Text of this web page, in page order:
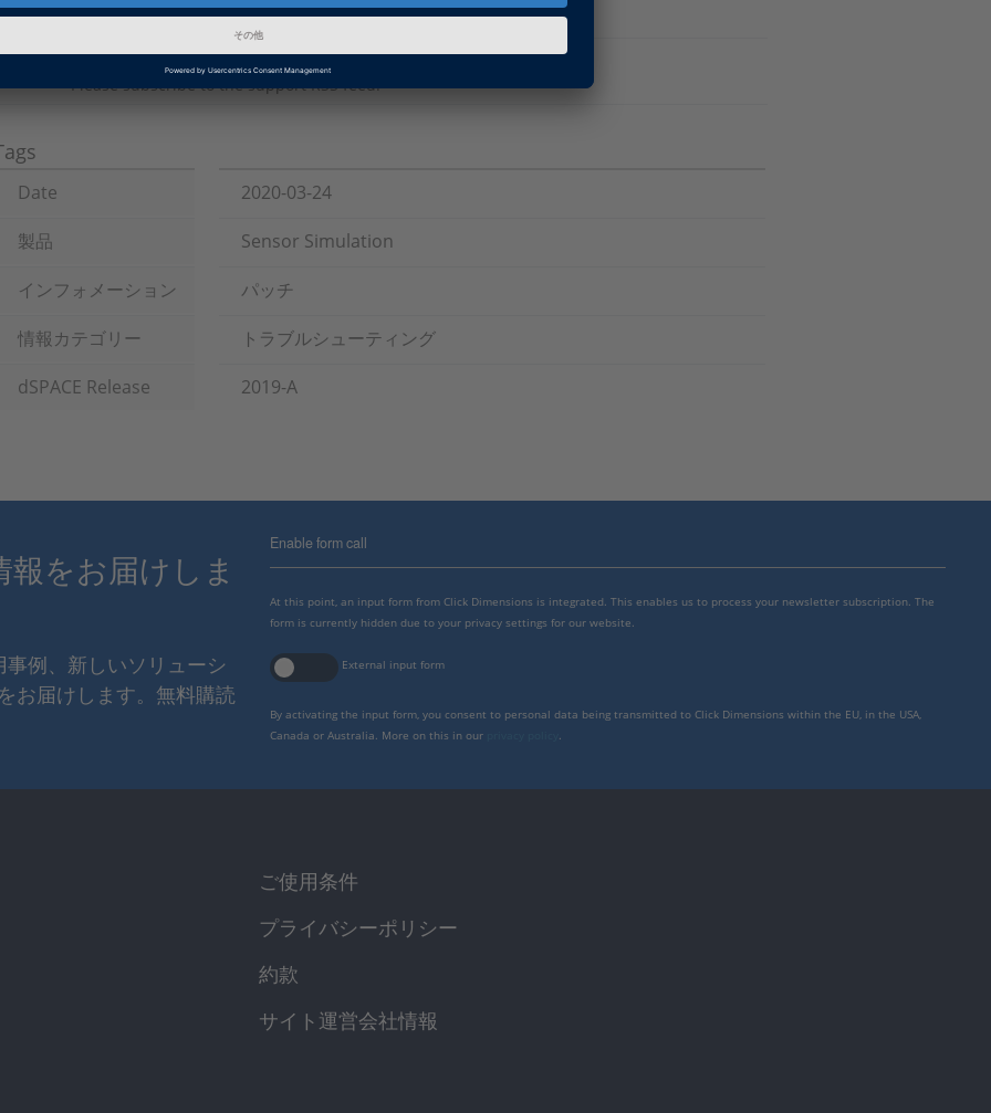
連項目
RSS Feed
Please subscribe to the support RSS feed.
Date
2020-03-24
製品
Sensor Simulation
インフォメーション
パッチ
情報カテゴリー
トラブルシューティング
dSPACE Release
2019-A
をお届けしま
例、新しいソリューシ
お届けします。無料購読
Enable form call
At this point, an input form from Click Dimensions is integrated. This enables us to process your newsletter subscription. The
form is currently hidden due to your privacy settings for our website.
External input form
By activating the input form, you consent to personal data being transmitted to Click Dimensions within the EU, in the USA,
Canada or Australia. More on this in our
ご使用条件
プライバシーポリシー
約款
サイト運営会社情報